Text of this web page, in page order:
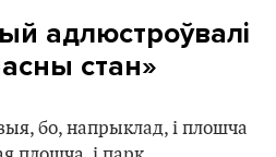
адлюстроўвалі
стан»
бо, напрыклад, і плошча